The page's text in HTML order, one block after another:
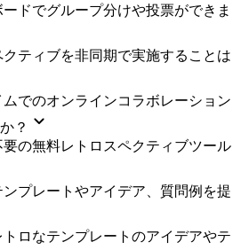
ードでグループ分けや投票ができま
クティブを非同期で実施することは
ムでのオンラインコラボレーション
？
要の無料レトロスペクティブツール
ンプレートやアイデア、質問例を提
トロなテンプレートのアイデアやテ